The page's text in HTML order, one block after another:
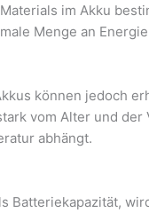
im Akku
Menge an
können jedoch
vom Alter und
abhängt.
Batteriekapazität,